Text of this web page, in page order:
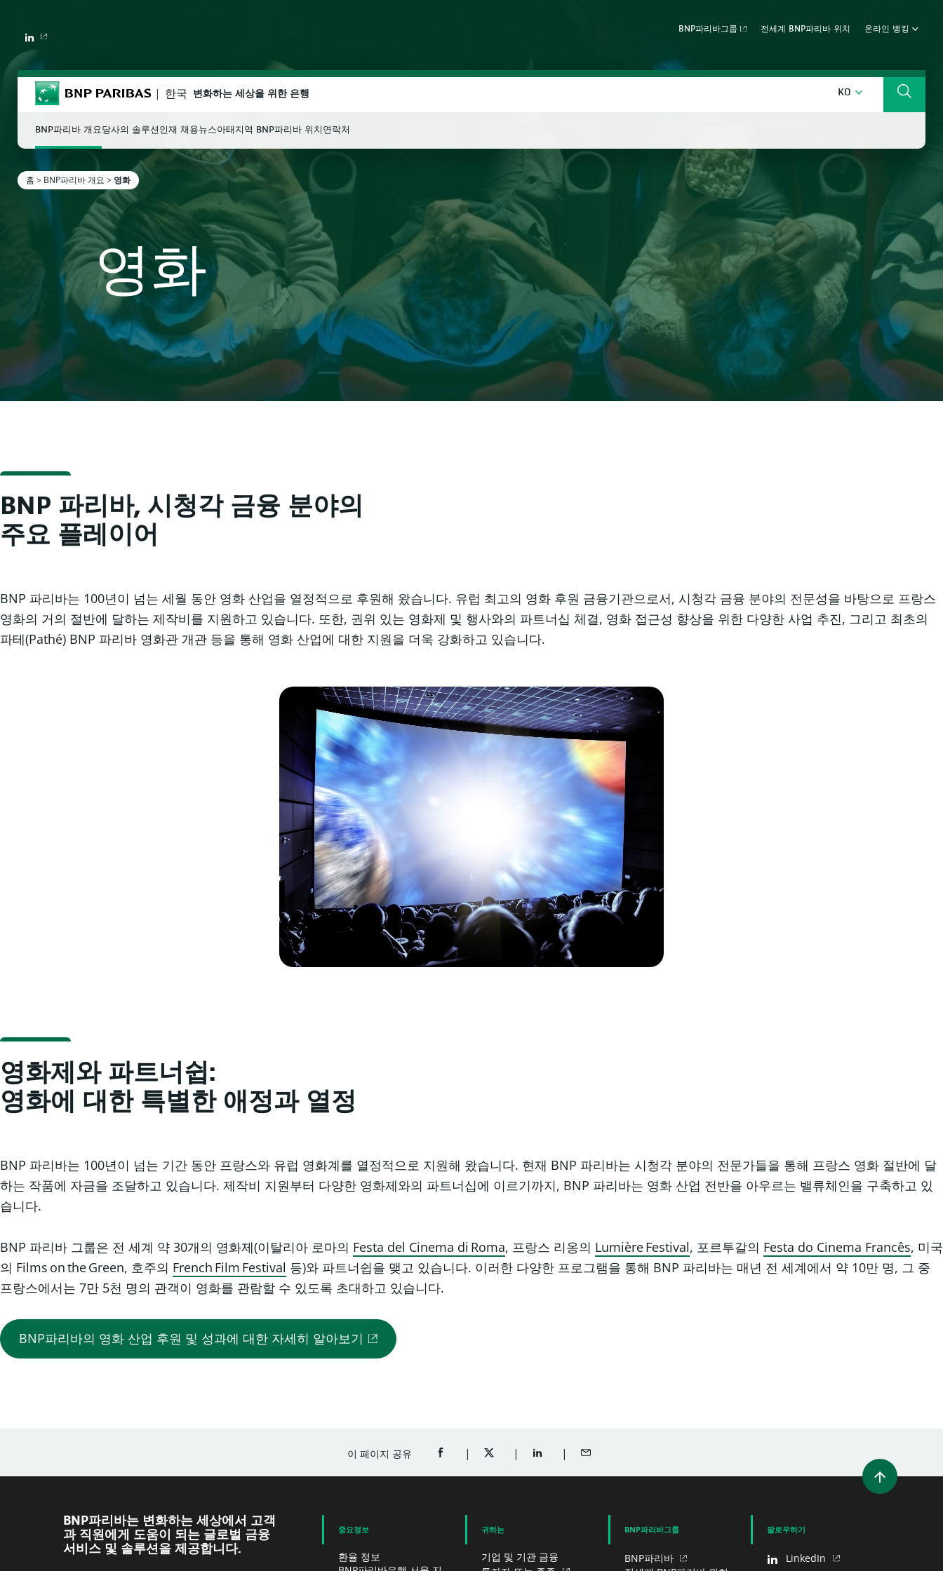
LINKEDIN
BNP파리바그룹 전세계 BNP파리바 위치 온라인 뱅킹
BNP Paribas 한국 변화하는 세상을 위한 은행 KO 한국어 검색
검색할 용어를 입력하십시오 검색
BNP파리바 개요당사의 솔루션 인재 채용뉴스아태지역 BNP파리바 위치 연락처
홈 > BNP파리바 개요 > 영화
영화
BNP 파리바, 시청각 금융 분야의
주요 플레이어
BNP 파리바는 100년이 넘는 세월 동안 영화 산업을 열정적으로 후원해 왔습니다. 유럽 최고의 영화 후원 금융기관으로서, 시청각 금융 분야의 전문성을 바탕으로 프랑스
영화의 거의 절반에 달하는 제작비를 지원하고 있습니다. 또한, 권위 있는 영화제 및 행사와의 파트너십 체결, 영화 접근성 향상을 위한 다양한 사업 추진, 그리고 최초의
파테(Pathé) BNP 파리바 영화관 개관 등을 통해 영화 산업에 대한 지원을 더욱 강화하고 있습니다.
영화제와 파트너쉽:
영화에 대한 특별한 애정과 열정
BNP 파리바는 100년이 넘는 기간 동안 프랑스와 유럽 영화계를 열정적으로 지원해 왔습니다. 현재 BNP 파리바는 시청각 분야의 전문가들을 통해 프랑스 영화 절반에 달
하는 작품에 자금을 조달하고 있습니다. 제작비 지원부터 다양한 영화제와의 파트너십에 이르기까지, BNP 파리바는 영화 산업 전반을 아우르는 밸류체인을 구축하고 있
습니다.
BNP 파리바 그룹은 전 세계 약 30개의 영화제(이탈리아 로마의 Festa del Cinema di Roma, 프랑스 리옹의 Lumière Festival, 포르투갈의 Festa do Cinema Francês, 미국
의 Films on the Green, 호주의 French Film Festival 등)와 파트너쉽을 맺고 있습니다. 이러한 다양한 프로그램을 통해 BNP 파리바는 매년 전 세계에서 약 10만 명, 그 중
프랑스에서는 7만 5천 명의 관객이 영화를 관람할 수 있도록 초대하고 있습니다.
BNP파리바의 영화 산업 후원 및 성과에 대한 자세히 알아보기
이 페이지 공유 FACEBOOK에 공유 (새 창에서 열림)
TWITTER에 공유 (새 창에서 열림)
LINKEDIN에 공유 (새 창에서 열림)
이메일로 공유
BNP파리바는 변화하는 세상에서 고객
과 직원에게 도움이 되는 글로벌 금융
서비스 및 솔루션을 제공합니다.
중요정보
환율 정보
귀하는
기업 및 기관 금융
BNP파리바그룹
BNP파리바
팔로우하기
LinkedIn